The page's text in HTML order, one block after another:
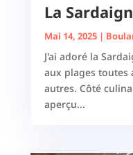
La
Mai 14, 2025|
J'ai adoré la
aux plages toutes
autres. Côté
aperçu...